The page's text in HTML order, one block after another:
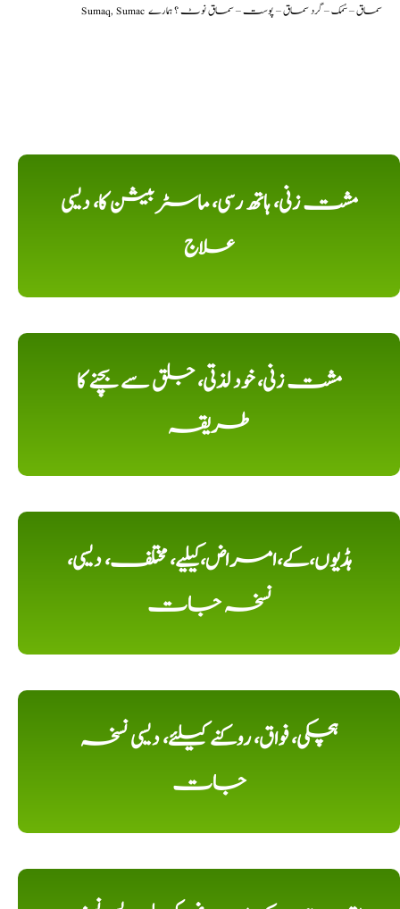
Sumaq, Sumac سماق – سُمک – گرد سماق – پوست – سماق نوٹ ؟ ہمارے
مشت زنی، ہاتھ رسی، ماسٹر بیشن کا، دیسی
علاج
مشت زنی، خود لذتی، جلق سے بچنے کا
طریقہ
ہڈیوں،کے،امراض،کیلیے، مختلف، دیسی،
نسخہ جات
ہچکی، فواق، روکنے کیلئے، دیسی نسخہ
جات